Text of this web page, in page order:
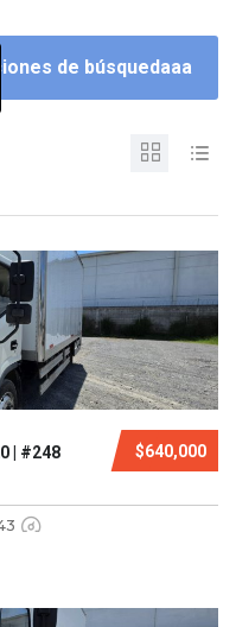
de búsquedaaa
$640,000
| #248